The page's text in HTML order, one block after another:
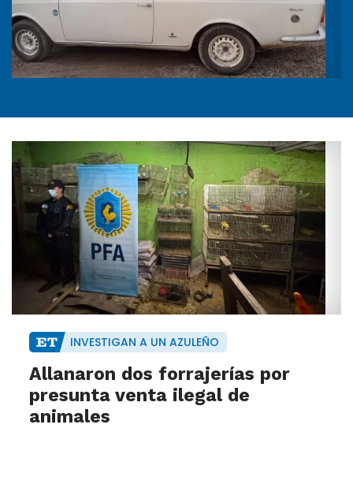
INVESTIGAN A UN AZULEÑO
Allanaron dos forrajerías por
presunta venta ilegal de
animales